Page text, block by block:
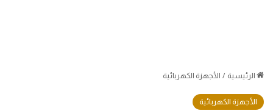
الرئيسية / الأجهزة الكهربائية
الأجهزة الكهربائية